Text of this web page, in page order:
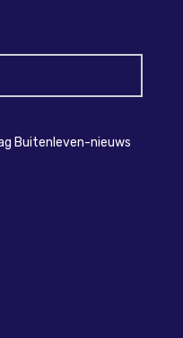
Buitenleven-nieuws